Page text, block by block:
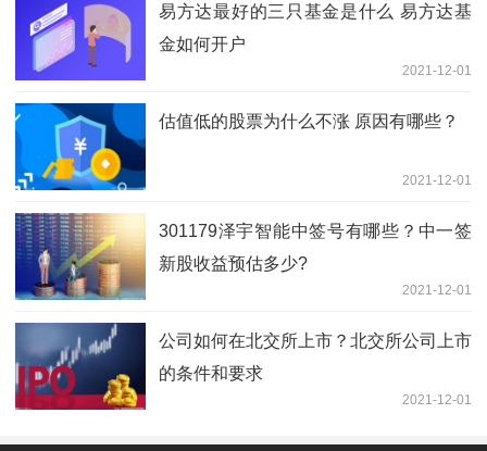
易方达最好的三只基金是什么 易方达基
金如何开户
2021-12-01
估值低的股票为什么不涨 原因有哪些？
2021-12-01
301179泽宇智能中签号有哪些？中一签
新股收益预估多少?
2021-12-01
公司如何在北交所上市？北交所公司上市
的条件和要求
2021-12-01